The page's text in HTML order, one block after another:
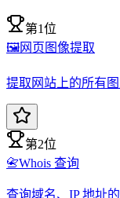
第1位
🖼️网页图像提取
提取网站上的所有
第2位
📇Whois 查询
查询域名、IP 地址